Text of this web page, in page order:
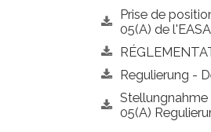
Prise de
05(A) de
Regulierung -
Stellungnahme
05(A)